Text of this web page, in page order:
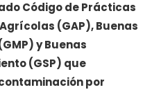
Código de Prácticas
(GAP), Buenas
y Buenas
(GSP) que
por